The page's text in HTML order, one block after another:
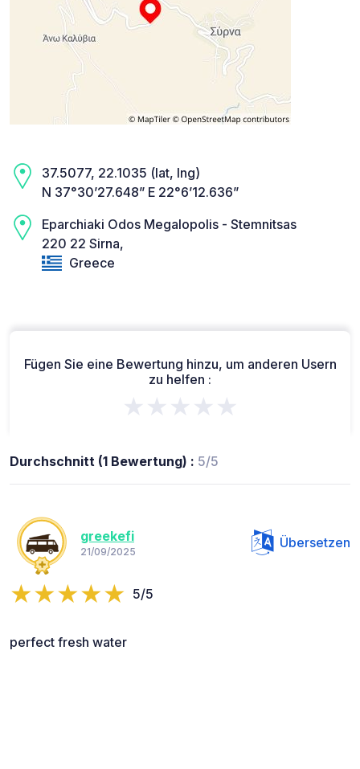
37.5077, 22.1035 (lat, lng)
N 37°30’27.648” E 22°6’12.636”
Eparchiaki Odos Megalopolis - Stemnitsas
220 22 Sirna,
Greece
Fügen Sie eine Bewertung hinzu, um anderen Usern
zu helfen :
★★★★★
Durchschnitt (1 Bewertung) : 5/5
greekefi
21/09/2025
Übersetzen
5/5
perfect fresh water